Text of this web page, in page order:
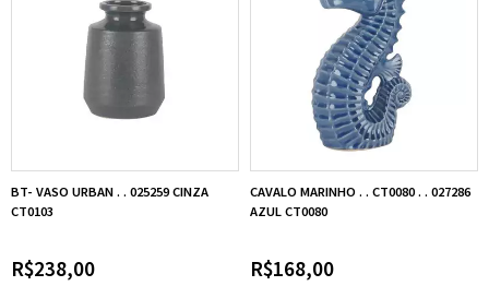
BT- VASO URBAN . . 025259 CINZA
CT0103
R$238,00
CAVALO MARINHO . . CT0080 . . 027286
AZUL CT0080
R$168,00